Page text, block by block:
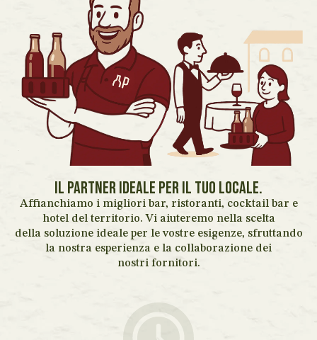
Il partner ideale per il tuo locale.
Affianchiamo i migliori bar, ristoranti, cocktail bar e
hotel del territorio. Vi aiuteremo nella scelta
della soluzione ideale per le vostre esigenze, sfruttando
la nostra esperienza e la collaborazione dei
nostri fornitori.